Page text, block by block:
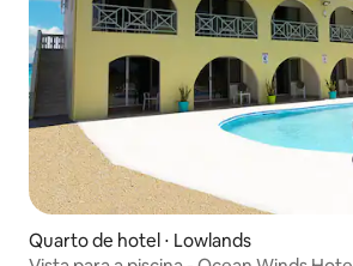
Quarto de hotel ⋅ Lowlands